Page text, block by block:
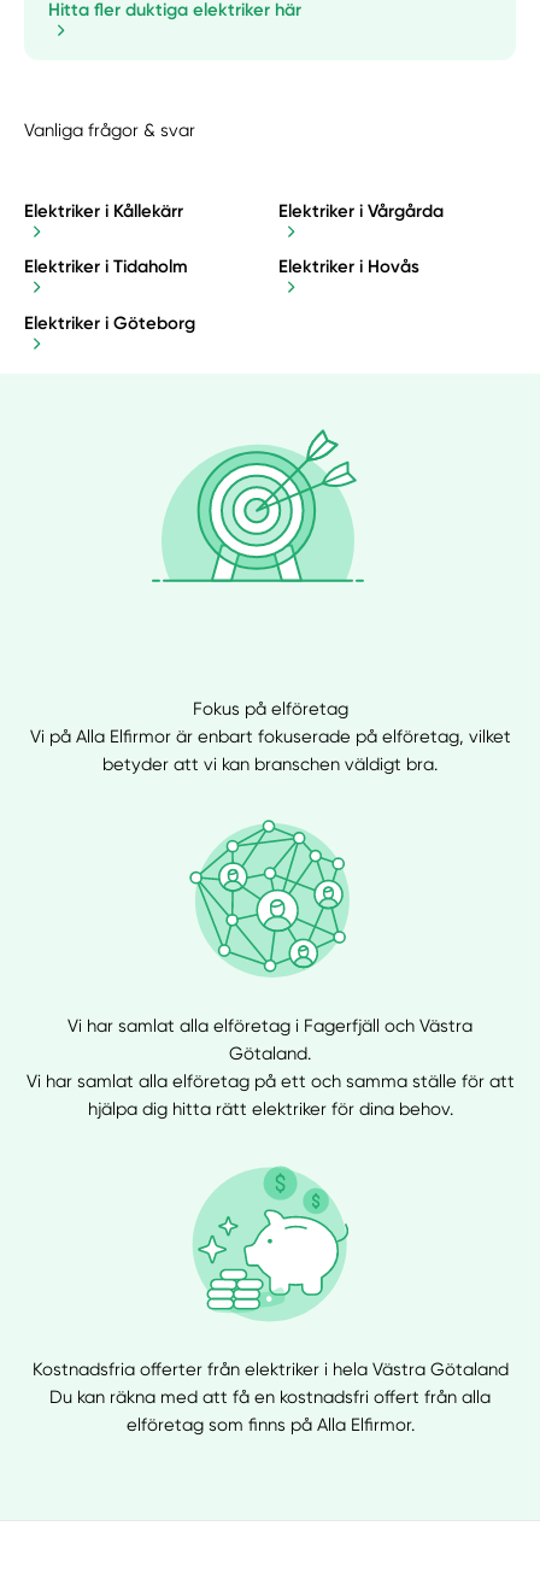
Hitta fler duktiga elektriker här
Vanliga frågor & svar
Elektriker i Kållekärr Elektriker i Vårgårda
Elektriker i Tidaholm Elektriker i Hovås
Elektriker i Göteborg
Fokus på elföretag
Vi på Alla Elfirmor är enbart fokuserade på elföretag, vilket
betyder att vi kan branschen väldigt bra.
Vi har samlat alla elföretag i Fagerfjäll och Västra
Götaland.
Vi har samlat alla elföretag på ett och samma ställe för att
hjälpa dig hitta rätt elektriker för dina behov.
Kostnadsfria offerter från elektriker i hela Västra Götaland
Du kan räkna med att få en kostnadsfri offert från alla
elföretag som finns på Alla Elfirmor.